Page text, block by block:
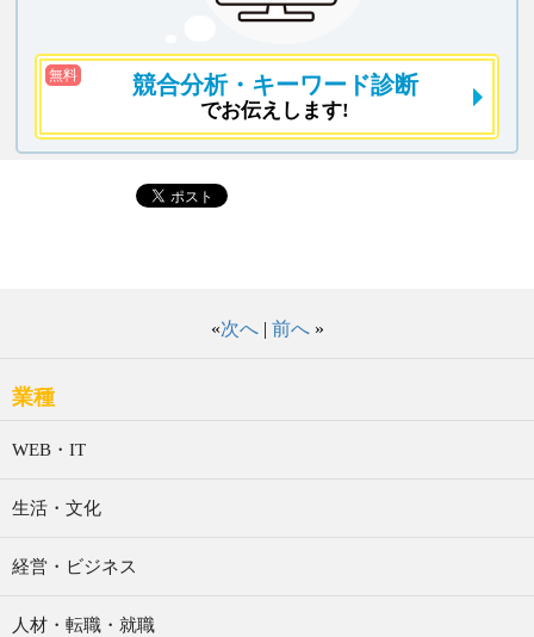
無料 競合分析・キーワード診断
でお伝えします!
«次へ| 前へ»
業種
WEB・IT
生活・文化
経営・ビジネス
人材・転職・就職